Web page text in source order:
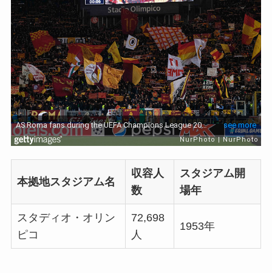
本拠地スタジアム名
収容人
数
スタジアム開
場年
スタディオ・オリン
ピコ
72,698
人
1953年